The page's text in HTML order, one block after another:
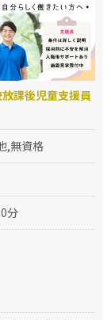
課後児童支援員
,無資格
分